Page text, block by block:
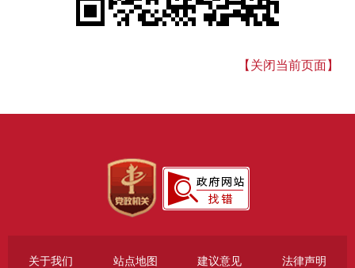
【关闭当前页面】
关于我们 站点地图 建议意见 法律声明